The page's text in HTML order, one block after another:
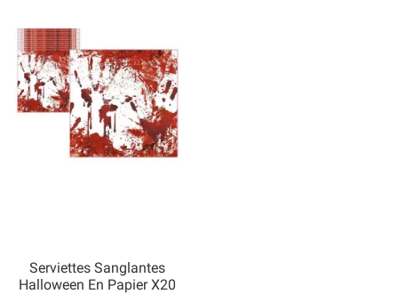
Serviettes Sanglantes
Halloween En Papier X20